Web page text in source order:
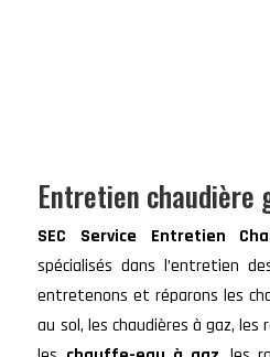
Entretien chaudière
SEC Service Entretien
spécialisés dans l’entretien
entretenons et réparons les
au sol, les chaudières à gaz,